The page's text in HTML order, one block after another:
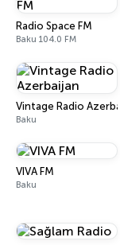
Radio Space FM
Baku 104.0 FM
Vintage Radio
Baku
VIVA FM
Baku